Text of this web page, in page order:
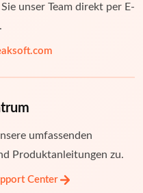
unser Team direkt per E-
umfassenden
Produktanleitungen zu.
Center